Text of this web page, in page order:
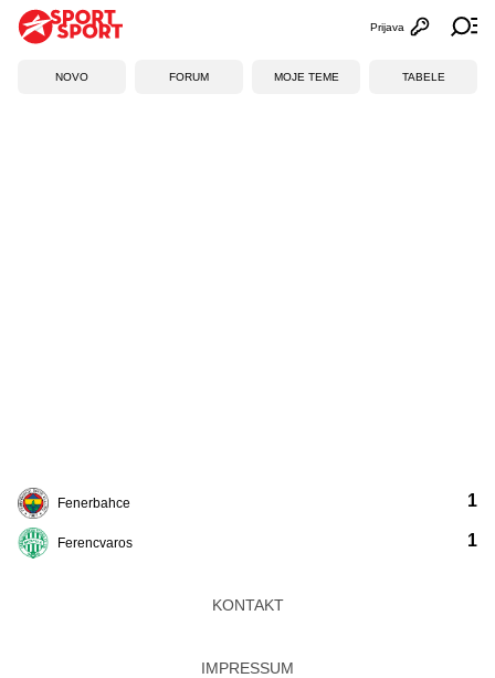
Otvori
Prijava
NOVO FORUM MOJE TEME TABELE
Fenerbahce
Ferencvaros
1
1
KONTAKT
IMPRESSUM